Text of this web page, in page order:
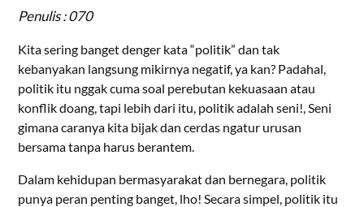
Penulis : 070
Kita sering banget denger kata “politik” dan tak
kebanyakan langsung mikirnya negatif, ya kan? Padahal,
politik itu nggak cuma soal perebutan kekuasaan atau
konflik doang, tapi lebih dari itu, politik adalah seni!, Seni
gimana caranya kita bijak dan cerdas ngatur urusan
bersama tanpa harus berantem.
Dalam kehidupan bermasyarakat dan bernegara, politik
punya peran penting banget, lho! Secara simpel, politik itu